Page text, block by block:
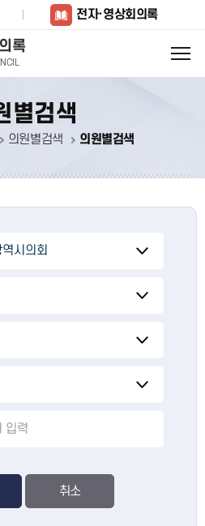
전자·영상회의록
록
별검색
의원별검색 의원별검색